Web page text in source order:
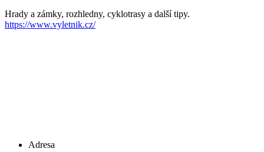
Hrady a zámky, rozhledny, cyklotrasy a další tipy.
https://www.vyletnik.cz/
Adresa